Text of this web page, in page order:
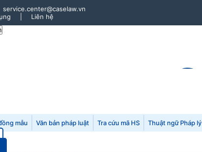
service.center@caselaw.vn
Liên hệ
mẫu Văn bản pháp luật Tra cứu mã HS Thuật ngữ Pháp lý